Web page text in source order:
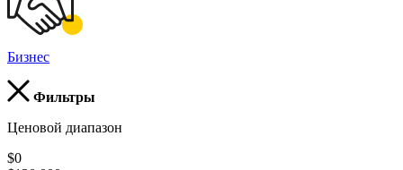
Бизнес
Фильтры
Ценовой диапазон
$0